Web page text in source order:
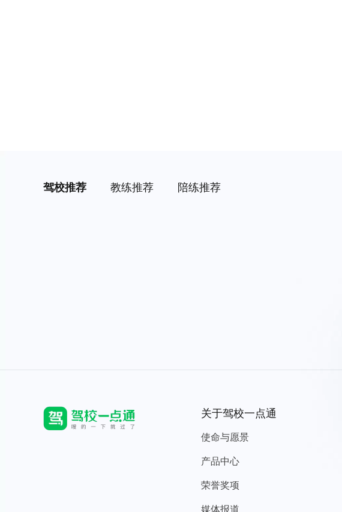
驾校推荐 教练推荐 陪练推荐
关于驾校一点通
使命与愿景
产品中心
荣誉奖项
媒体报道